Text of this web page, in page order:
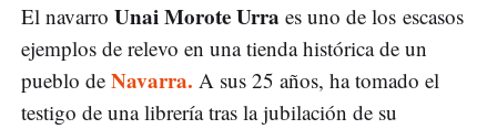
El navarro Unai Morote Urra es uno de los escasos
ejemplos de relevo en una tienda histórica de un
pueblo de Navarra. A sus 25 años, ha tomado el
testigo de una librería tras la jubilación de su